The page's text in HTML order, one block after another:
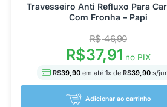
Travesseiro Anti Refluxo Para
Com Fronha – Papi
R$46,90
R$37,91 no PIX
R$39,90 em até 1x de R$39,90s/
Adicionar ao carrinho